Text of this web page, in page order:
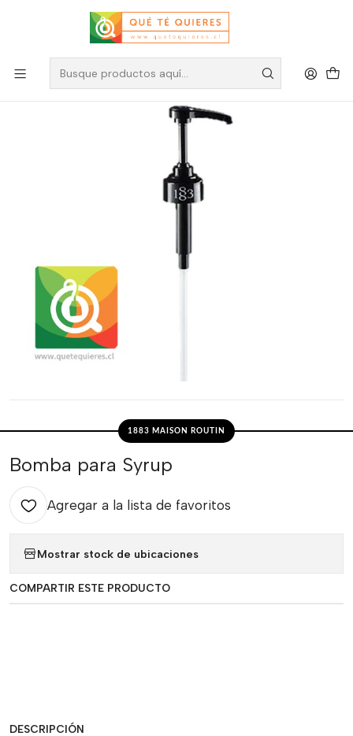
1883 MAISON ROUTIN
Bomba para Syrup
Agregar a la lista de favoritos
Mostrar stock de ubicaciones
COMPARTIR ESTE PRODUCTO
DESCRIPCIÓN